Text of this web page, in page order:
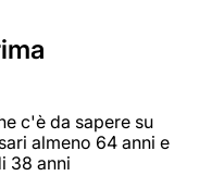
c'è da sapere su
almeno 64 anni e
38 anni